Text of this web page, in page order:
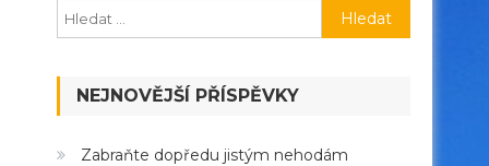
Vyhledávání
NEJNOVĚJŠÍ PŘÍSPĚVKY
Zabraňte dopředu jistým nehodám